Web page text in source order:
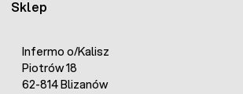
Sklep
Infermo o/Kalisz
Piotrów 18
62-814 Blizanów